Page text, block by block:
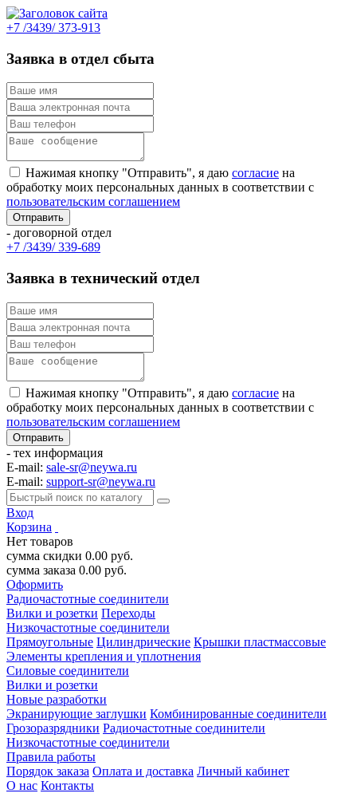
+7 /3439/ 373-913
Заявка в отдел сбыта
Нажимая кнопку "Отправить", я даю согласие на
обработку моих персональных данных в соответствии с
пользовательским соглашением
- договорной отдел
+7 /3439/ 339-689
Заявка в технический отдел
Нажимая кнопку "Отправить", я даю согласие на
обработку моих персональных данных в соответствии с
пользовательским соглашением
- тех информация
E-mail: sale-sr@neywa.ru
E-mail: support-sr@neywa.ru
Вход
Корзина
Нет товаров
сумма скидки 0.00 руб.
сумма заказа 0.00 руб.
Оформить
Радиочастотные соединители
Вилки и розетки Переходы
Низкочастотные соединители
Прямоугольные Цилиндрические Крышки пластмассовые
Элементы крепления и уплотнения
Силовые соединители
Вилки и розетки
Новые разработки
Экранирующие заглушки Комбинированные соединители
Грозоразрядники Радиочастотные соединители
Низкочастотные соединители
Правила работы
Порядок заказа Оплата и доставка Личный кабинет
О нас Контакты